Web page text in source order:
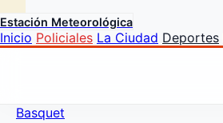
Estación Meteorológica
Inicio Policiales La Ciudad Deportes
Basquet